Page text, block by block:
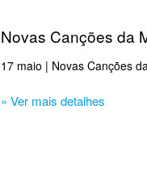
Novas Canções da
17 maio | Novas Canções
» Ver mais detalhes